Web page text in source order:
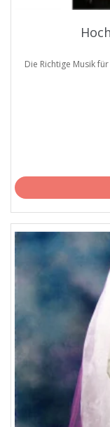
Die Richtige Musik